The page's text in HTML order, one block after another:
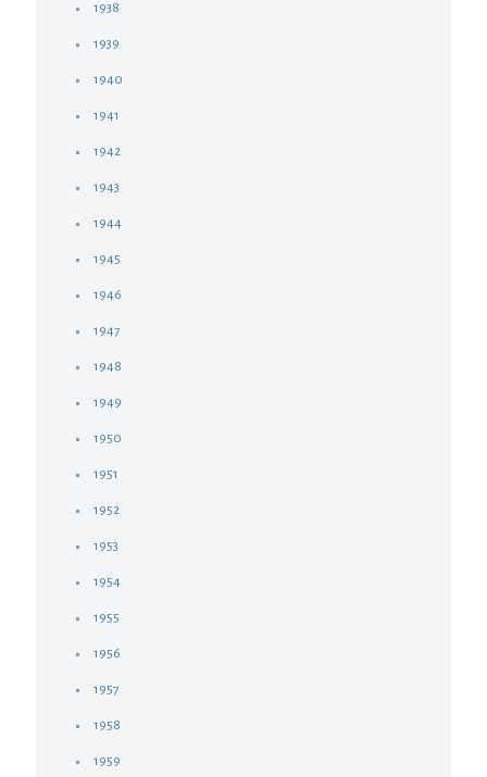
1938
1939
1940
1941
1942
1943
1944
1945
1946
1947
1948
1949
1950
1951
1952
1953
1954
1955
1956
1957
1958
1959